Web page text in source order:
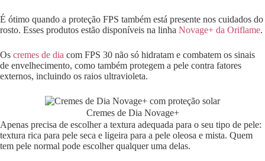
É ótimo quando a proteção FPS também está presente nos cuidados do
rosto. Esses produtos estão disponíveis na linha Novage+ da Oriflame.
Os cremes de dia com FPS 30 não só hidratam e combatem os sinais
de envelhecimento, como também protegem a pele contra fatores
externos, incluindo os raios ultravioleta.
Cremes de Dia Novage+
Apenas precisa de escolher a textura adequada para o seu tipo de pele:
textura rica para pele seca e ligeira para a pele oleosa e mista. Quem
tem pele normal pode escolher qualquer uma delas.